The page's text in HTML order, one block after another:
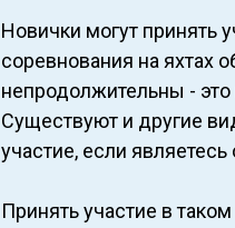
Новички могут принять
соревнования на яхтах
непродолжительны -
Существуют и другие
участие, если
Принять участие в